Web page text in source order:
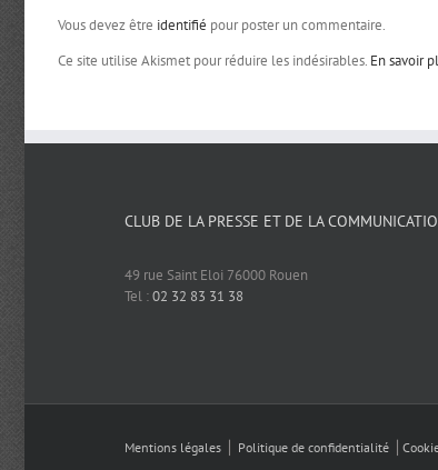
Vous devez être identifié pour poster un commentaire.
Ce site utilise Akismet pour réduire les indésirables. En savoir
CLUB DE LA PRESSE ET DE LA
49 rue Saint Eloi 76000 Rouen
Tel :02 32 83 31 38
Mentions légales Politique de confidentialité